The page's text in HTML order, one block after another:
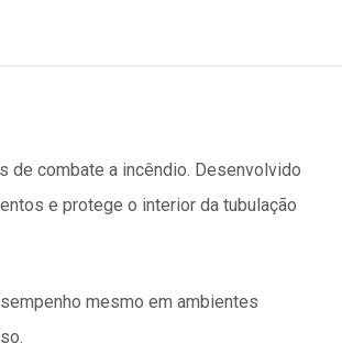
combate a incêndio. Desenvolvido
e protege o interior da tubulação
mesmo em ambientes